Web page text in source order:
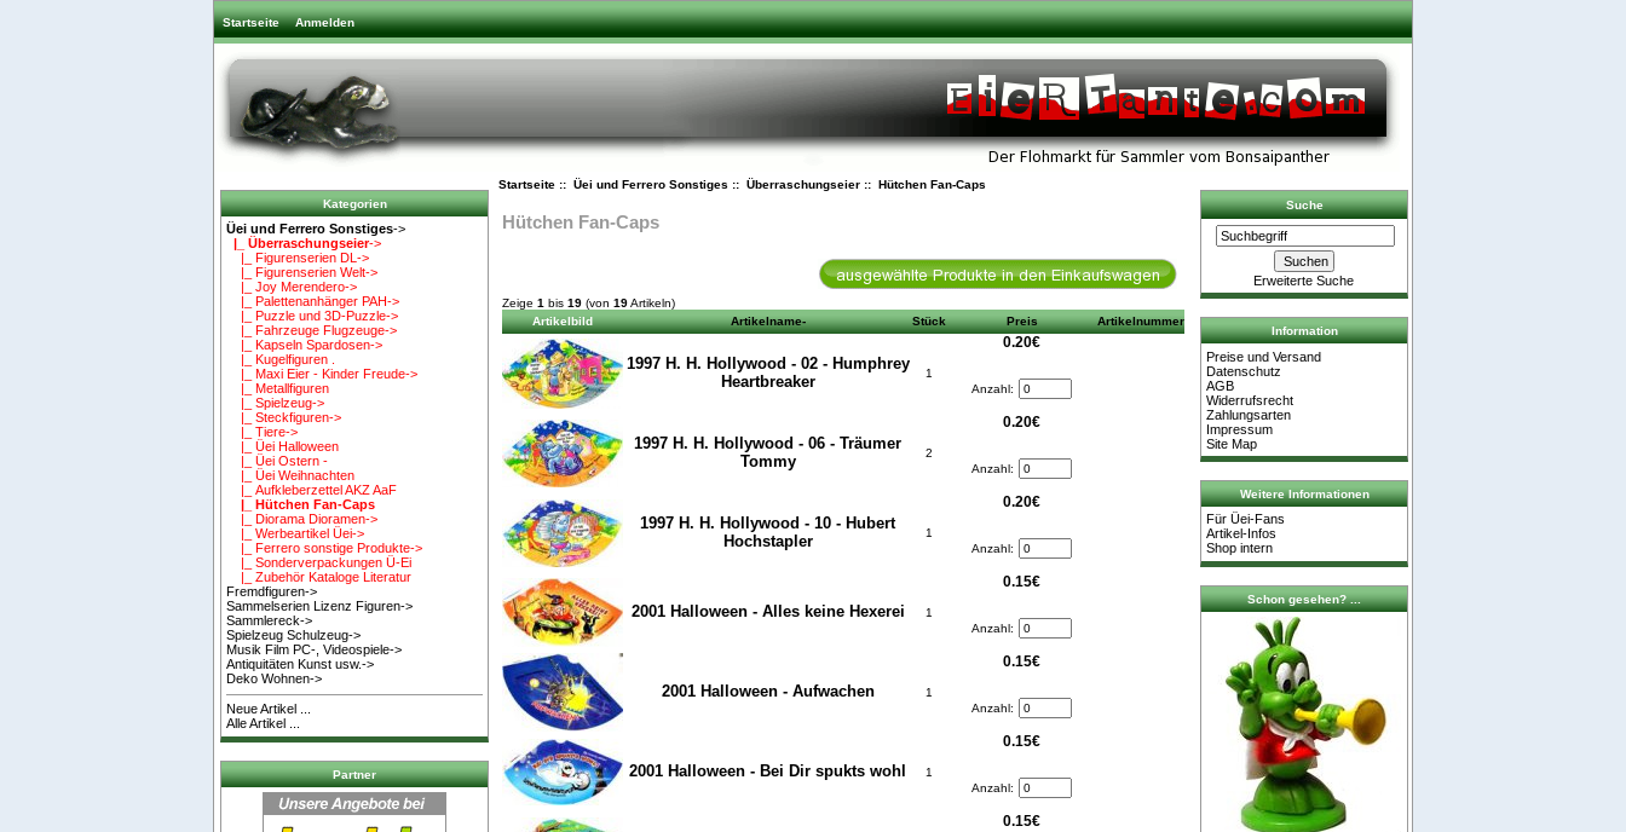
Startseite Anmelden
Kategorien
Üei und Ferrero Sonstiges->
|_ Überraschungseier->
|_ Figurenserien DL->
|_ Figurenserien Welt->
|_ Joy Merendero->
|_ Palettenanhänger PAH->
|_ Puzzle und 3D-Puzzle->
|_ Fahrzeuge Flugzeuge->
|_ Kapseln Spardosen->
|_ Kugelfiguren .
|_ Maxi Eier - Kinder Freude->
|_ Metallfiguren
|_ Spielzeug->
|_ Steckfiguren->
|_ Tiere->
|_ Üei Halloween
|_ Üei Ostern -
|_ Üei Weihnachten
|_ Aufkleberzettel AKZ AaF
|_ Hütchen Fan-Caps
|_ Diorama Dioramen->
|_ Werbeartikel Üei->
|_ Ferrero sonstige Produkte->
|_ Sonderverpackungen Ü-Ei
|_ Zubehör Kataloge Literatur
Fremdfiguren->
Sammelserien Lizenz Figuren->
Sammlereck->
Spielzeug Schulzeug->
Musik Film PC-, Videospiele->
Antiquitäten Kunst usw.->
Deko Wohnen->
Neue Artikel ...
Alle Artikel ...
Partner
Startseite:: Üei und Ferrero Sonstiges :: Überraschungseier:: Hütchen Fan-Caps
Hütchen Fan-Caps
Zeige 1 bis 19 (von 19Artikeln)
Artikelbild
Artikelname- Stück Preis Artikelnummer
1997 H. H. Hollywood - 02 - Humphrey
Heartbreaker
1
0.20€
Anzahl:
1997 H. H. Hollywood - 06 - Träumer
Tommy
2
0.20€
Anzahl:
1997 H. H. Hollywood - 10 - Hubert
Hochstapler
1
0.20€
Anzahl:
2001 Halloween - Alles keine Hexerei 1
0.15€
Anzahl:
2001 Halloween - Aufwachen 1
0.15€
Anzahl:
2001 Halloween - Bei Dir spukts wohl 1
0.15€
Anzahl:
0.15€
Suche
Erweiterte Suche
Information
Preise und Versand
Datenschutz
AGB
Widerrufsrecht
Zahlungsarten
Impressum
Site Map
Weitere Informationen
Für Üei-Fans
Artikel-Infos
Shop intern
Schon gesehen? ...